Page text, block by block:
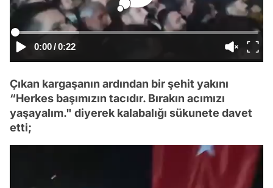
0:00/0:22
Çıkan kargaşanın ardından bir şehit yakını
“Herkes başımızın tacıdır. Bırakın acımızı
yaşayalım." diyerek kalabalığı sükunete davet
etti;